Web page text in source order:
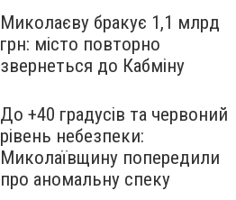
Миколаєву бракує 1,1 млрд
грн: місто повторно
звернеться до Кабміну
До +40 градусів та червоний
рівень небезпеки:
Миколаївщину попередили
про аномальну спеку